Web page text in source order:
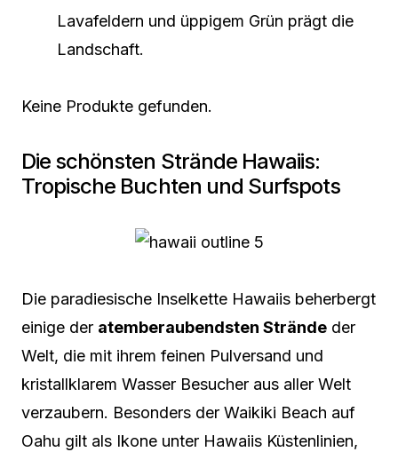
Lavafeldern und üppigem Grün prägt die
Landschaft.
Keine Produkte gefunden.
Die schönsten Strände Hawaiis:
Tropische Buchten und Surfspots
Die paradiesische Inselkette Hawaiis beherbergt
einige der atemberaubendsten Strände der
Welt, die mit ihrem feinen Pulversand und
kristallklarem Wasser Besucher aus aller Welt
verzaubern. Besonders der Waikiki Beach auf
Oahu gilt als Ikone unter Hawaiis Küstenlinien,